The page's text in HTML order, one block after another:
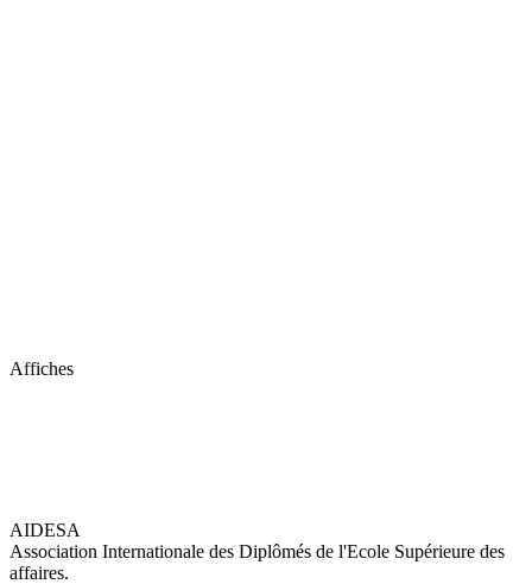
Affiches
AIDESA
Association Internationale des Diplômés de l'Ecole Supérieure des
affaires.